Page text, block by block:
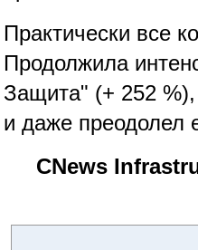
Практически все
Продолжила
Защита" (+ 252 %),
и даже преодолел
CNews